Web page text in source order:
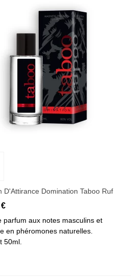
D'Attirance Domination Taboo Ruf
parfum aux notes masculins et
en phéromones naturelles.
50ml.